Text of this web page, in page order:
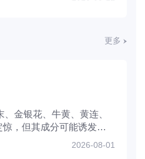
更多
金银花、牛黄、黄连、
，但其成分可能诱发红
2026-08-01